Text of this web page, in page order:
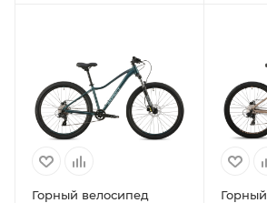
Горный велосипед